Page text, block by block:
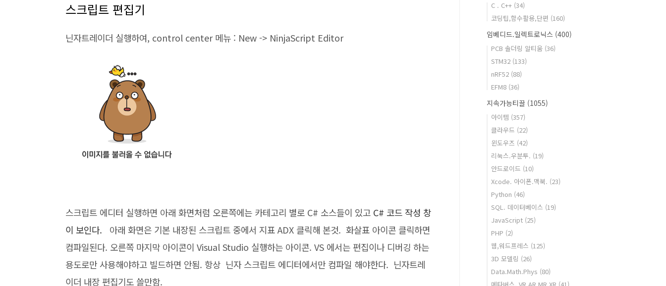
스크립트 편집기
닌자트레이더 실행하여, control center 메뉴 : New -> NinjaScript Editor
스크립트 에디터 실행하면 아래 화면처럼 오른쪽에는 카테고리 별로 C# 소스들이 있고 C# 코드 작성 창
이 보인다.
아래 화면은 기본 내장된 스크립트 중에서 지표 ADX 클릭해 본것. 화살표 아이콘 클릭하면
컴파일된다. 오른쪽 마지막 아이콘이 Visual Studio 실행하는 아이콘. VS 에서는 편집이나 디버깅 하는
용도로만 사용해야하고 빌드하면 안됨. 항상 닌자 스크립트 에디터에서만 컴파일 해야한다. 닌자트레
이더 내장 편집기도 쓸만함.
C . C++ (34)
코딩팁,함수활용,단편 (160)
임베디드.일렉트로닉스 (400)
PCB 솔더링 알티움 (36)
STM32 (133)
nRF52 (88)
EFM8 (36)
지속가능티끌 (1055)
아이템 (357)
클라우드 (22)
윈도우즈 (42)
리눅스.우분투. (19)
안드로이드 (10)
Xcode. 아이폰.맥북. (23)
Python (46)
SQL. 데이터베이스 (19)
JavaScript (25)
PHP (2)
웹,워드프레스 (125)
3D 모델링 (26)
Data.Math.Phys (80)